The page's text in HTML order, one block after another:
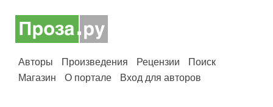
Авторы Произведения Рецензии
Поиск
Магазин
О портале Вход для авторов